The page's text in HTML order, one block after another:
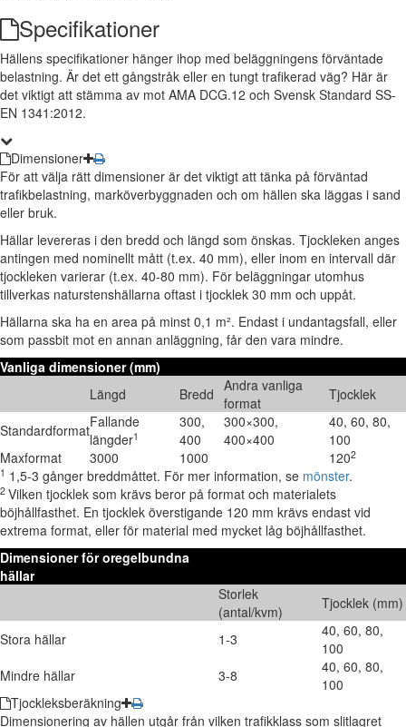
Specifikationer
Hällens specifikationer hänger ihop med beläggningens förväntade
belastning. Är det ett gångstråk eller en tungt trafikerad väg? Här är
det viktigt att stämma av mot AMA DCG.12 och Svensk Standard SS-
EN 1341:2012.
Dimensioner
För att välja rätt dimensioner är det viktigt att tänka på förväntad
trafikbelastning, marköverbyggnaden och om hällen ska läggas i sand
eller bruk.
Hällar levereras i den bredd och längd som önskas. Tjockleken anges
antingen med nominellt mått (t.ex. 40 mm), eller inom en intervall där
tjockleken varierar (t.ex. 40-80 mm). För beläggningar utomhus
tillverkas naturstenshällarna oftast i tjocklek 30 mm och uppåt.
Hällarna ska ha en area på minst 0,1 m². Endast i undantagsfall, eller
som passbit mot en annan anläggning, får den vara mindre.
Vanliga dimensioner (mm)
Längd
Bredd Andra vanliga
format
Tjocklek
StandardformatFallande
längder1
300,
400
300×300,
400×400
40, 60, 80,
100
Maxformat
3000 1000 1202
1 1,5-3 gånger breddmåttet. För mer information, se mönster.
2 Vilken tjocklek som krävs beror på format och materialets
böjhållfasthet. En tjocklek överstigande 120 mm krävs endast vid
extrema format, eller för material med mycket låg böjhållfasthet.
Dimensioner för oregelbundna
hällar
Storlek
(antal/kvm)
Tjocklek (mm)
Stora hällar
1-3
40, 60, 80,
100
Mindre hällar
3-8
40, 60, 80,
100
Tjockleksberäkning
Dimensionering av hällen utgår från vilken trafikklass som slitlagret